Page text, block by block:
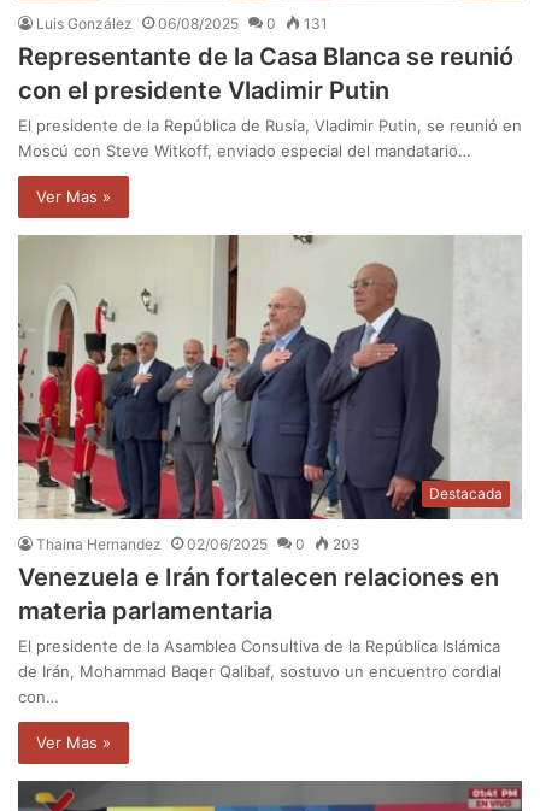
Luis González 06/08/2025 0 131
Representante de la Casa Blanca se reunió
con el presidente Vladimir Putin
El presidente de la República de Rusia, Vladimir Putin, se reunió en
Moscú con Steve Witkoff, enviado especial del mandatario…
Ver Mas »
Destacada
Thaina Hernandez 02/06/2025 0 203
Venezuela e Irán fortalecen relaciones en
materia parlamentaria
El presidente de la Asamblea Consultiva de la República Islámica
de Irán, Mohammad Baqer Qalibaf, sostuvo un encuentro cordial
con…
Ver Mas »